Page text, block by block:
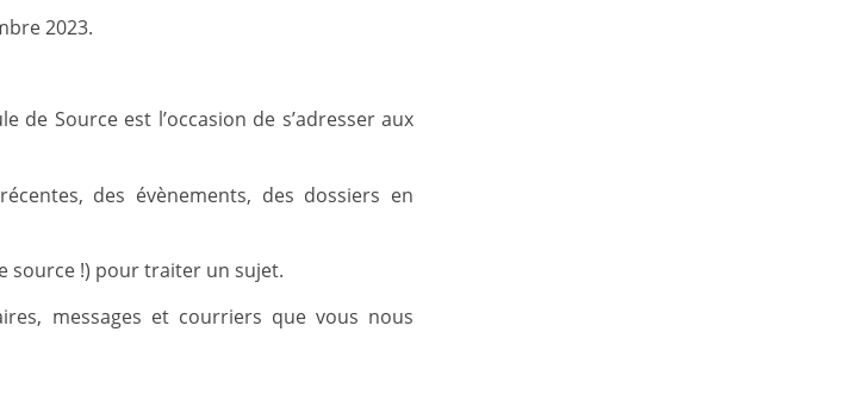
2023.
de Source est l’occasion de s’adresser aux
des évènements, des dossiers en
source !) pour traiter un sujet.
messages et courriers que vous nous